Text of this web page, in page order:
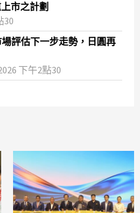
市之計劃
30
評估下一步走勢，日圓再
下午2點30